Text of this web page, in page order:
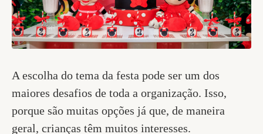
A escolha do tema da festa pode ser um dos
maiores desafios de toda a organização. Isso,
porque são muitas opções já que, de maneira
geral, crianças têm muitos interesses.